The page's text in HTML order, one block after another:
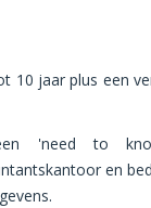
10 jaar plus een
to
en